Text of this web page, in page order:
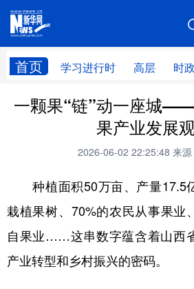
首页 学习进行时 高层 时政
网站地图
学习进行时 高层 时
财经 网
全球
科技 科创 量
文化 书画 健康
一颗果“链”动一座城
果产业发展
2026-06-02 22:25:48 来
种植面积50万亩、产量17.5
栽植果树、70%的农民从事果业
自果业……这串数字蕴含着山西
产业转型和乡村振兴的密码。